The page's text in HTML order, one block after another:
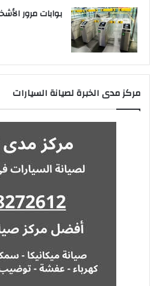
بوابات مرور
مركز مدى الخبرة لصيانة السيارات